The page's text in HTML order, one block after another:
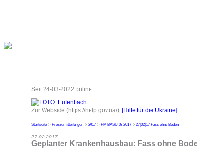
Seit 24-03-2022 online:
Zur Webside (https://help.gov.ua/): [Hilfe für die Ukraine]
Startseite-> Pressemitteilungen-> 2017-> PM BASU 02 2017-> 27|02|17 Fass ohne Boden
27|02|2017
Geplanter Krankenhausbau: Fass ohne